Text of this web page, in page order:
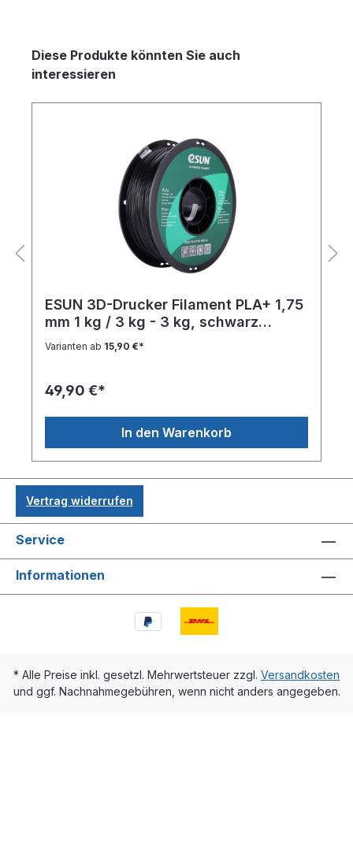
Produktgalerie überspringen
Diese Produkte könnten Sie auch
interessieren
ESUN 3D-Drucker Filament PLA+ 1,75
mm 1 kg / 3 kg - 3 kg, schwarz
(black)
Varianten ab 15,90 €*
49,90 €*
In den Warenkorb
Vertrag widerrufen
Service
Informationen
* Alle Preise inkl. gesetzl. Mehrwertsteuer zzgl. Versandkosten
und ggf. Nachnahmegebühren, wenn nicht anders angegeben.